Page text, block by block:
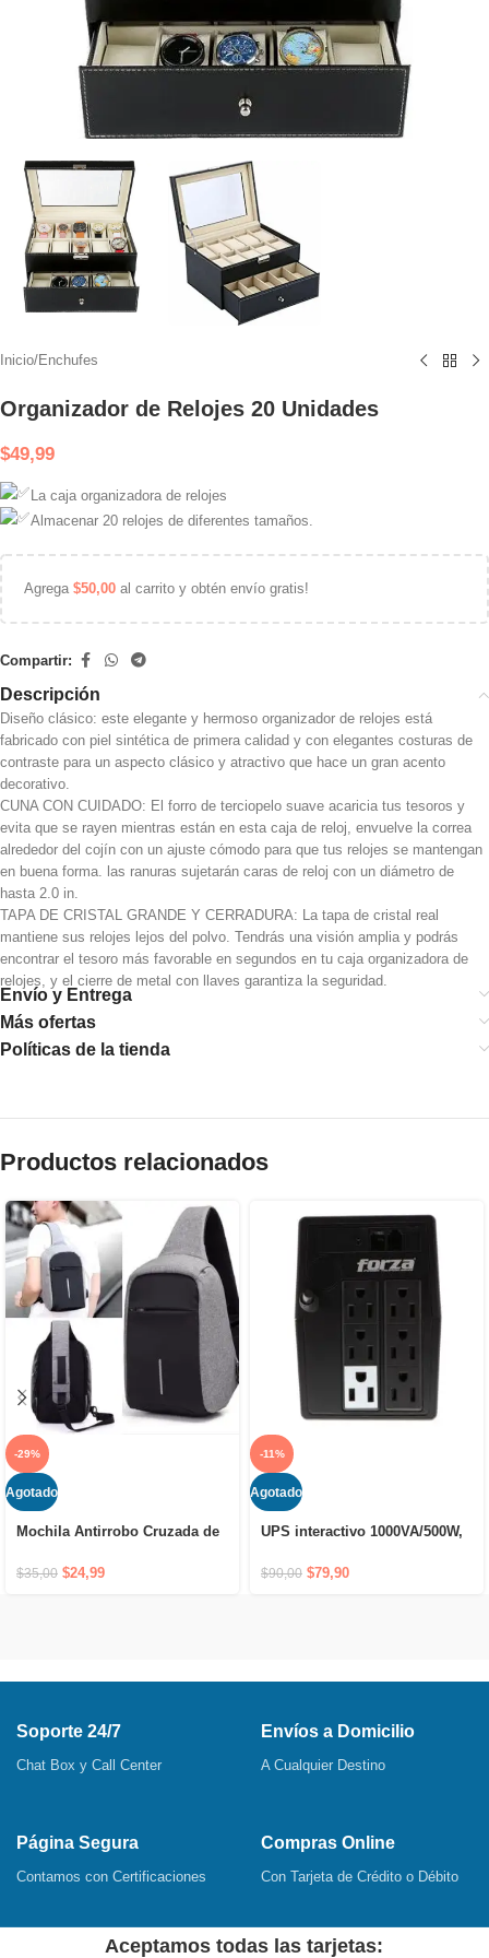
Inicio/Enchufes
Organizador de Relojes 20 Unidades
$49,99
La caja organizadora de relojes
Almacenar 20 relojes de diferentes tamaños.
Agrega $50,00 al carrito y obtén envío gratis!
Compartir:
Descripción
Diseño clásico: este elegante y hermoso organizador de relojes está
fabricado con piel sintética de primera calidad y con elegantes costuras de
contraste para un aspecto clásico y atractivo que hace un gran acento
decorativo.
CUNA CON CUIDADO: El forro de terciopelo suave acaricia tus tesoros y
evita que se rayen mientras están en esta caja de reloj, envuelve la correa
alrededor del cojín con un ajuste cómodo para que tus relojes se mantengan
en buena forma. las ranuras sujetarán caras de reloj con un diámetro de
hasta 2.0 in.
TAPA DE CRISTAL GRANDE Y CERRADURA: La tapa de cristal real
mantiene sus relojes lejos del polvo. Tendrás una visión amplia y podrás
encontrar el tesoro más favorable en segundos en tu caja organizadora de
relojes, y el cierre de metal con llaves garantiza la seguridad.
Envío y Entrega
Más ofertas
Políticas de la tienda
Productos relacionados
-29%
Agotado
Mochila Antirrobo Cruzada de
Puerto USB y Cierre Oculto
$35,00 $24,99
-11%
Agotado
UPS interactivo 1000VA/500W,
$90,00 $79,90
Soporte 24/7
Chat Box y Call Center
Envíos a Domicilio
A Cualquier Destino
Página Segura
Contamos con Certificaciones
Compras Online
Con Tarjeta de Crédito o Débito
Aceptamos todas las tarjetas: